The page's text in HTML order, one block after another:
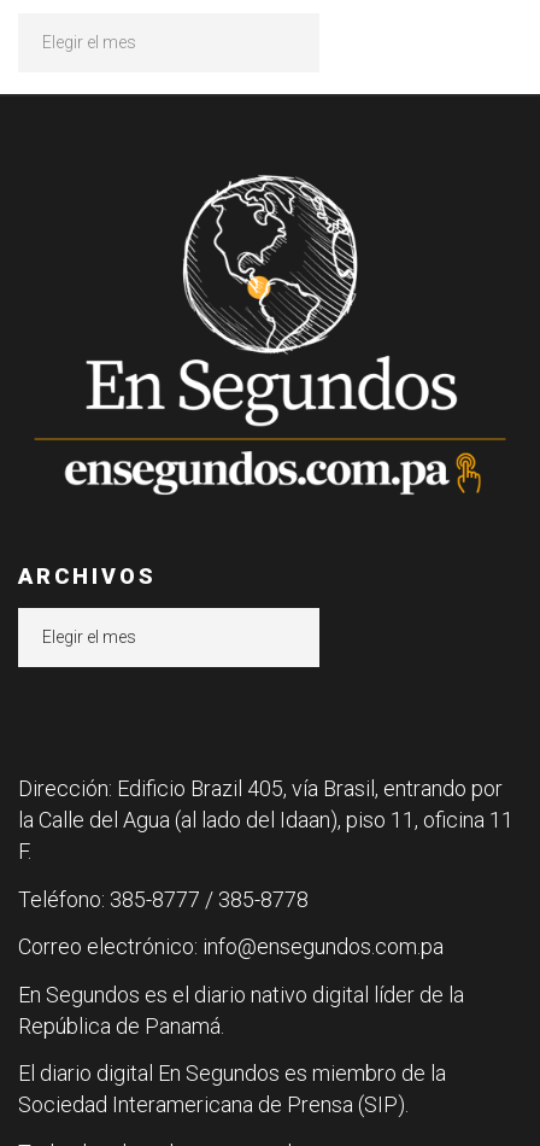
ARCHIVOS
Dirección: Edificio Brazil 405, vía Brasil, entrando por
la Calle del Agua (al lado del Idaan), piso 11, oficina 11
F.
Teléfono: 385-8777 / 385-8778
Correo electrónico: info@ensegundos.com.pa
En Segundos es el diario nativo digital líder de la
República de Panamá.
El diario digital En Segundos es miembro de la
Sociedad Interamericana de Prensa (SIP).